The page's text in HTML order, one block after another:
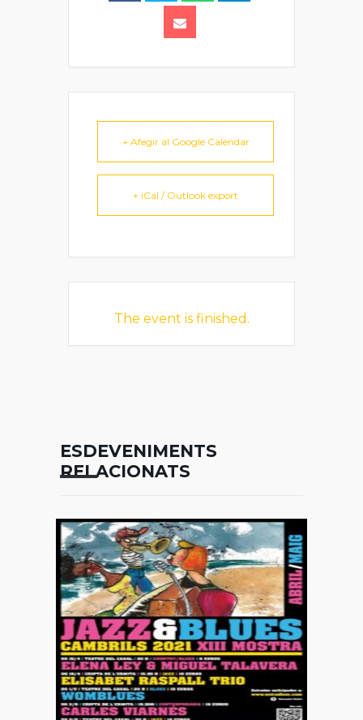
+ Afegir al Google Calendar
+ iCal / Outlook export
The event is finished.
ESDEVENIMENTS
RELACIONATS